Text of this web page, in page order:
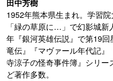
田中芳樹
1952年熊本県生まれ。学習
「緑の草原に…」で幻影城
年『銀河英雄伝説』で第19
竜伝』『マヴァール年代記
寺涼子の怪奇事件簿』シリ
ど著作多数。